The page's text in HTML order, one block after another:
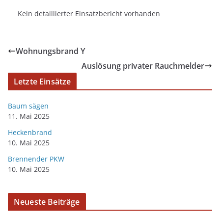
Kein detaillierter Einsatzbericht vorhanden
Wohnungsbrand Y
Auslösung privater Rauchmelder
Letzte Einsätze
Baum sägen
11. Mai 2025
Heckenbrand
10. Mai 2025
Brennender PKW
10. Mai 2025
Neueste Beiträge